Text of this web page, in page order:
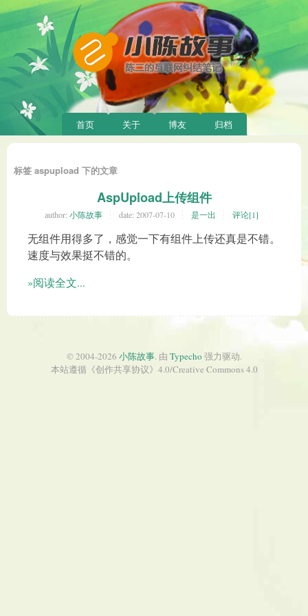
首页 关于 博友 归档
标签 aspupload 下的文章
AspUpload上传组件
author: 小陈故事 date: 2007-07-10 是一出 评论[1]
无组件用得多了，感觉一下有组件上传还真是不错。
速度与效果挺不错的。
»阅读全文...
© 2004-2026 小陈故事. 由 Typecho 强力驱动.
本站遵循《创作共享协议》4.0/Creative Commons 4.0